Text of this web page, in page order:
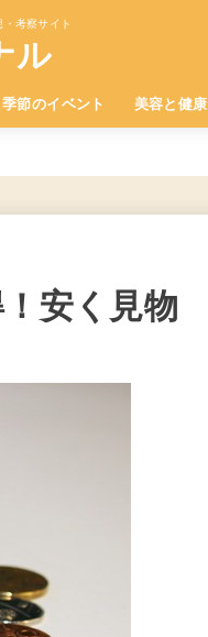
考察サイト
ル
季節のイベント 美容と健康
安く見物